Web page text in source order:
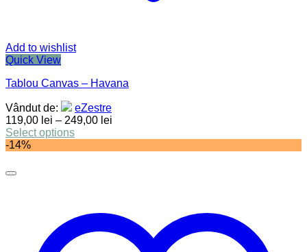
Add to wishlist
Quick View
Tablou Canvas – Havana
Vândut de:
eZestre
119,00 lei – 249,00 lei
Select options
-14%